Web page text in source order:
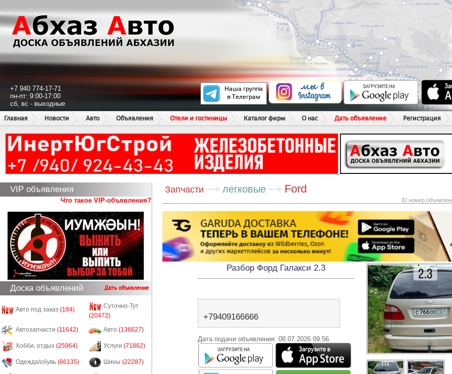
+7 940 774-17-71
пн-пт: 9:00-17:00
сб, вс - выходные
Главная
Новости Авто Объявления Отели и гостиницы Каталог фирм О нас Дать объявление Регистрация
VIP объявления
Что такое VIP-объявления?
Доска объявлений Дать объявление
Авто под заказ (184)
Суточно-Тут
(20472)
Автозапчасти (11642) Авто (136627)
Хобби, отдых (25964) Услуги (71862)
Одежда/обувь (66135) Шины (22287)
Запчасти легковые Ford
ID номер
Разбор Форд Галакси 2.3
+79409166666
Дата подачи объявления: 08.07.2026 09.56